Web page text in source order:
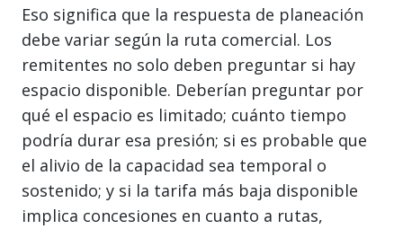
Eso significa que la respuesta de planeación
debe variar según la ruta comercial. Los
remitentes no solo deben preguntar si hay
espacio disponible. Deberían preguntar por
qué el espacio es limitado; cuánto tiempo
podría durar esa presión; si es probable que
el alivio de la capacidad sea temporal o
sostenido; y si la tarifa más baja disponible
implica concesiones en cuanto a rutas,